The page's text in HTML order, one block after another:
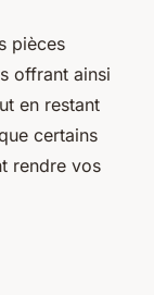
pièces
offrant ainsi
en restant
certains
rendre vos